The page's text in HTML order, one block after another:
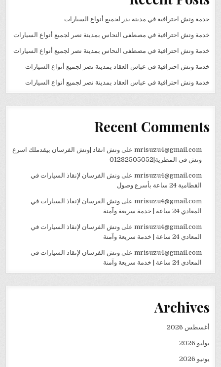
خدمة ونش احترافية في مدينة بدر لجميع أنواع السيارات
خدمة ونش احترافية في مصطفى النحاس بمدينة نصر لجميع أنواع السيارات
خدمة ونش احترافية في مصطفى النحاس بمدينة نصر لجميع أنواع السيارات
خدمة ونش احترافية في عباس العقاد بمدينة نصر لجميع أنواع السيارات
خدمة ونش احترافية في عباس العقاد بمدينة نصر لجميع أنواع السيارات
Recent Comments
mrisuzu4@gmail.comعلى ونش انقاذ |ونش الفرسان بيقدملك اسرع
ونش في المطرية|01282505052
mrisuzu4@gmail.comعلى ونش الفرسان لإنقاذ السيارات في
القطامية 24 ساعة بأسرع وصول
mrisuzu4@gmail.comعلى ونش الفرسان لإنقاذ السيارات في
المعادي 24 ساعة | خدمة سريعة وآمنة
mrisuzu4@gmail.comعلى ونش الفرسان لإنقاذ السيارات في
المعادي 24 ساعة | خدمة سريعة وآمنة
mrisuzu4@gmail.comعلى ونش الفرسان لإنقاذ السيارات في
المعادي 24 ساعة | خدمة سريعة وآمنة
Archives
أغسطس 2026
يوليو 2026
يونيو 2026